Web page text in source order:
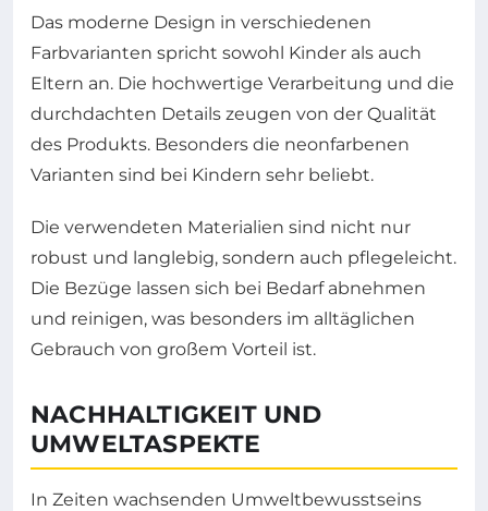
Das moderne Design in verschiedenen
Farbvarianten spricht sowohl Kinder als auch
Eltern an. Die hochwertige Verarbeitung und die
durchdachten Details zeugen von der Qualität
des Produkts. Besonders die neonfarbenen
Varianten sind bei Kindern sehr beliebt.
Die verwendeten Materialien sind nicht nur
robust und langlebig, sondern auch pflegeleicht.
Die Bezüge lassen sich bei Bedarf abnehmen
und reinigen, was besonders im alltäglichen
Gebrauch von großem Vorteil ist.
NACHHALTIGKEIT UND
UMWELTASPEKTE
In Zeiten wachsenden Umweltbewusstseins